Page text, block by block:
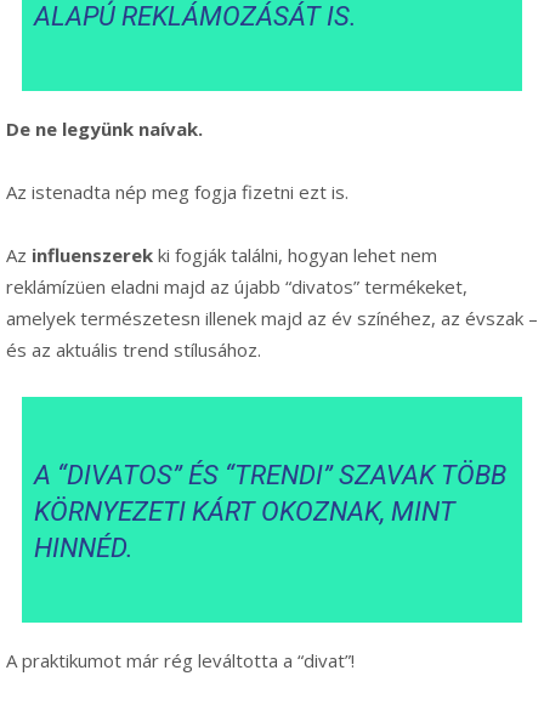
ALAPÚ REKLÁMOZÁSÁT IS.
De ne legyünk naívak.
Az istenadta nép meg fogja fizetni ezt is.
Az influenszerek ki fogják találni, hogyan lehet nem
reklámízüen eladni majd az újabb “divatos” termékeket,
amelyek természetesn illenek majd az év színéhez, az évszak –
és az aktuális trend stílusához.
A “DIVATOS” ÉS “TRENDI” SZAVAK TÖBB
KÖRNYEZETI KÁRT OKOZNAK, MINT
HINNÉD.
A praktikumot már rég leváltotta a “divat”!